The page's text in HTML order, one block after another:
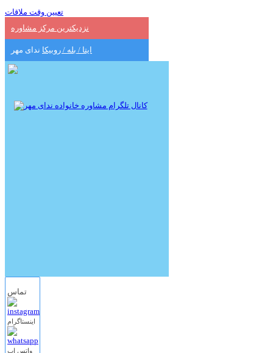
تعیین وقت ملاقات
نزدیکترین مرکز مشاوره
ایتا / بله / روبیکا ندای مهر
تماس
اینستاگرام
واتس اپ